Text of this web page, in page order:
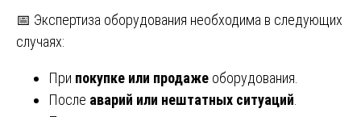
📅 Экспертиза оборудования необходима в следующих
случаях:
При покупке или продаже оборудования.
После аварий или нештатных ситуаций